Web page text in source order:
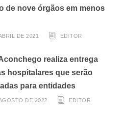
de nove órgãos em menos
DE 2021 EDITOR
realiza entrega
hospitalares que serão
para entidades
DE 2022 EDITOR